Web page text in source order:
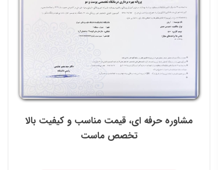
مشاوره حرفه ای، قیمت مناسب و کیفیت بالا
تخصص ماست